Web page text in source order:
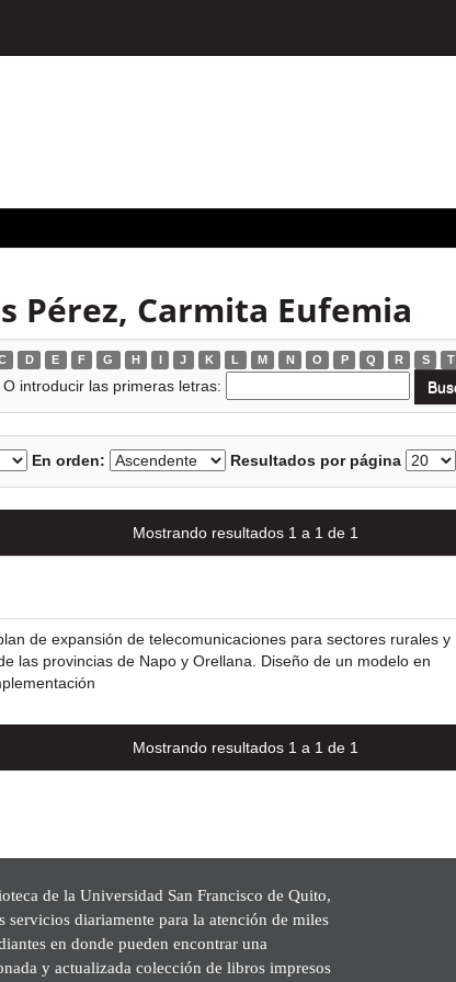
Pérez, Carmita Eufemia
D E F G H I J K L M N O P Q R S T
O introducir las primeras letras:
En orden: Resultados por página
Mostrando resultados 1 a 1 de 1
de expansión de telecomunicaciones para sectores rurales y
las provincias de Napo y Orellana. Diseño de un modelo en
Mostrando resultados 1 a 1 de 1
de la Universidad San Francisco de Quito,
servicios diariamente para la atención de miles
en donde pueden encontrar una
y actualizada colección de libros impresos